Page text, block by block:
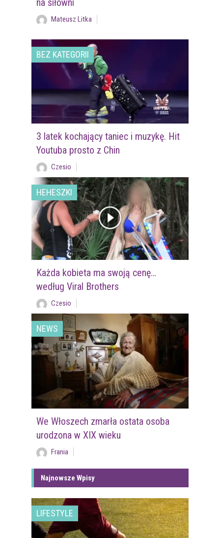
na siłowni
Mateusz Litka
BEZ KATEGORII
3 latek kochający taniec i muzykę. Hit
Youtuba prosto z Chin
Czesio
HEHESZKI
Każda kobieta ma swoją cenę…
według Viral Brothers
Czesio
NEWS
We Włoszech zmarła ostata osoba
urodzona w XIX wieku
Frania
Najnowsze Wpisy
LIFESTYLE